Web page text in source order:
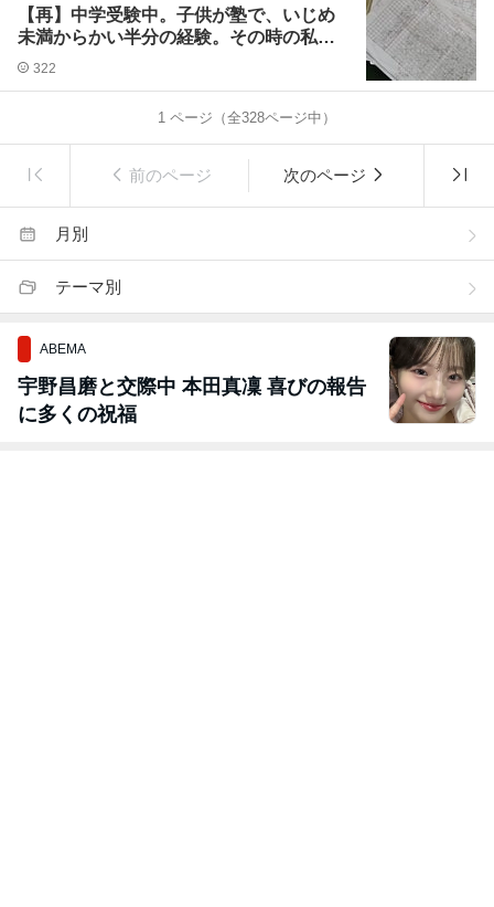
【再】中学受験中。子供が塾で、いじめ
未満からかい半分の経験。その時の私が
したこと。
322
1 ページ（全328ページ中）
前のページ 次のページ
月別
テーマ別
ABEMA
宇野昌磨と交際中 本田真凜 喜びの報告
に多くの祝福